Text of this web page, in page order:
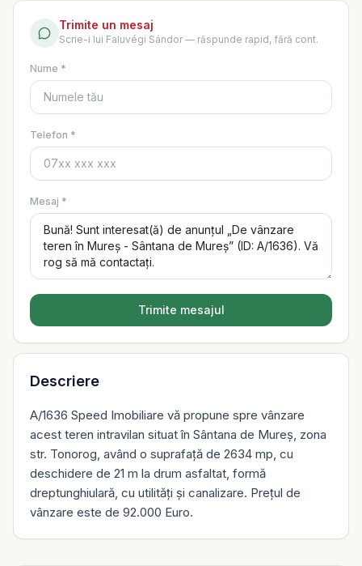
Trimite un mesaj
Scrie-i lui Faluvégi Sándor — răspunde rapid, fără cont.
Nume *
Telefon *
Mesaj *
Trimite mesajul
Descriere
A/1636 Speed Imobiliare vă propune spre vânzare
acest teren intravilan situat în Sântana de Mureș, zona
str. Tonorog, având o suprafață de 2634 mp, cu
deschidere de 21 m la drum asfaltat, formă
dreptunghiulară, cu utilități și canalizare. Prețul de
vânzare este de 92.000 Euro.